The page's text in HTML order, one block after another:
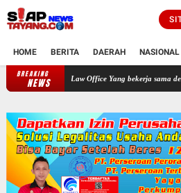
HOME BERITA DAERAH NASIONAL
BREAKING
NEWS Warga Apresiasi Pengobatan